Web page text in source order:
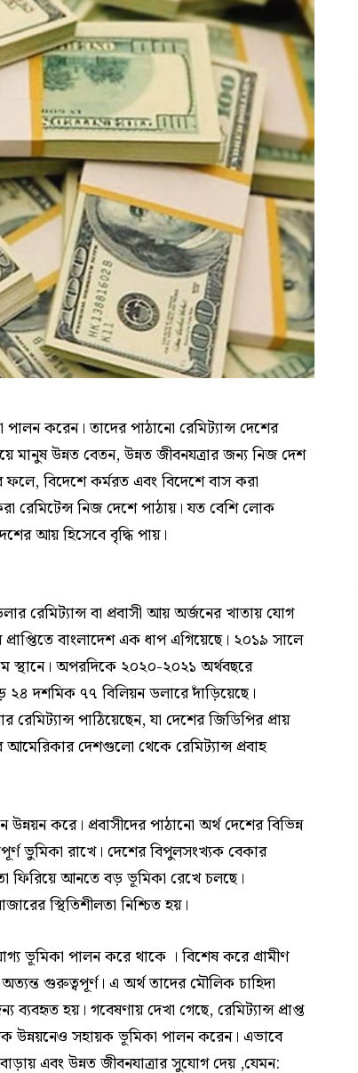
পালন করেন। তাদের পাঠানো রেমিট্যান্স দেশের
মানুষ উন্নত বেতন, উন্নত জীবনযত্রার জন্য নিজ দেশ
বিদেশে কর্মরত এবং বিদেশে বাস করা
রেমিটেন্স নিজ দেশে পাঠায়। যত বেশি লোক
আয় হিসেবে বৃদ্ধি পায়।
রেমিট্যান্স বা প্রবাসী আয় অর্জনের খাতায় যোগ
বাংলাদেশ এক ধাপ এগিয়েছে। ২০১৯ সালে
স্থানে। অপরদিকে ২০২০-২০২১ অর্থবছরে
২৪ দশমিক ৭৭ বিলিয়ন ডলারে দাঁড়িয়েছে।
পাঠিয়েছেন, যা দেশের জিডিপির প্রায়
দেশগুলো থেকে রেমিট্যান্স প্রবাহ
করে। প্রবাসীদের পাঠানো অর্থ দেশের বিভিন্ন
ভুমিকা রাখে। দেশের বিপুলসংখ্যক বেকার
ফিরিয়ে আনতে বড় ভূমিকা রেখে চলছে।
স্থিতিশীলতা নিশ্চিত হয়।
ভূমিকা পালন করে থাকে । বিশেষ করে গ্রামীণ
অত্যন্ত গুরুত্বপূর্ণ। এ অর্থ তাদের মৌলিক চাহিদা
ব্যবহৃত হয়। গবেষণায় দেখা গেছে, রেমিট্যান্স প্রাপ্ত
উন্নয়নেও সহায়ক ভূমিকা পালন করেন। এভাবে
এবং উন্নত জীবনযাত্রার সুযোগ দেয় ,যেমন: